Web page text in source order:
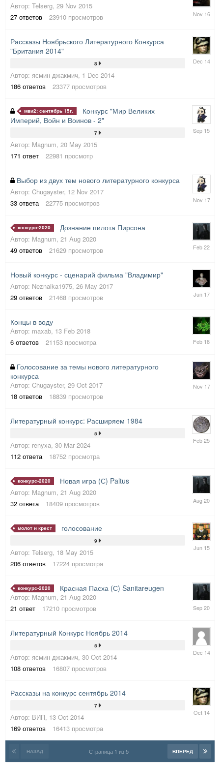
Автор: Telserg, 29 Nov 2015
27 ответов 23910 просмотров
1
Рассказы Ноябрьского Литературного Конкурса
"Британия 2014"
8
Автор: ясмин джакмич, 1 Dec 2014
186 ответов 23377 просмотров
21
мви2: сентябрь 15г.
Конкурс "Мир Великих
Империй, Войн и Воинов - 2"
7
Автор: Magnum, 20 May 2015
171 ответ 22981 просмотр
6
Sep
Выбор из двух тем нового литературного конкурса
Автор: Chugayster, 12 Nov 2017
33 ответа 22775 просмотров
20
конкурс-2020 Дознание пилота Пирсона
Автор: Magnum, 21 Aug 2020
49 ответов 21629 просмотров
26
Новый конкурс - сценарий фильма "Владимир"
Автор: Neznaika1975, 26 May 2017
29 ответов 21468 просмотров
1
Концы в воду
Автор: maxab, 13 Feb 2018
6 ответов 21153 просмотра
14
Голосование за темы нового литературного
конкурса
Автор: Chugayster, 29 Oct 2017
18 ответов 18839 просмотров
12
Литературный конкурс: Расширяем 1984
5
Автор: renyxa, 30 Mar 2024
112 ответа 18752 просмотра
16
конкурс-2020 Новая игра (С) Paltus
Автор: Magnum, 21 Aug 2020
32 ответа 18409 просмотров
31
Aug
молот и крест голосование
9
Автор: Telserg, 18 May 2015
206 ответов 17224 просмотра
6
конкурс-2020 Красная Пасха (С) Sanitareugen
Автор: Magnum, 21 Aug 2020
21 ответ 17210 просмотров
15
Sep
Литературный Конкурс Ноябрь 2014
5
Автор: ясмин джакмич, 30 Oct 2014
108 ответов 16807 просмотров
19
Рассказы на конкурс сентябрь 2014
7
Автор: ВИП, 13 Oct 2014
169 ответов 16413 просмотра
30
НАЗАД ВПЕРЁД
Страница 1 из 5